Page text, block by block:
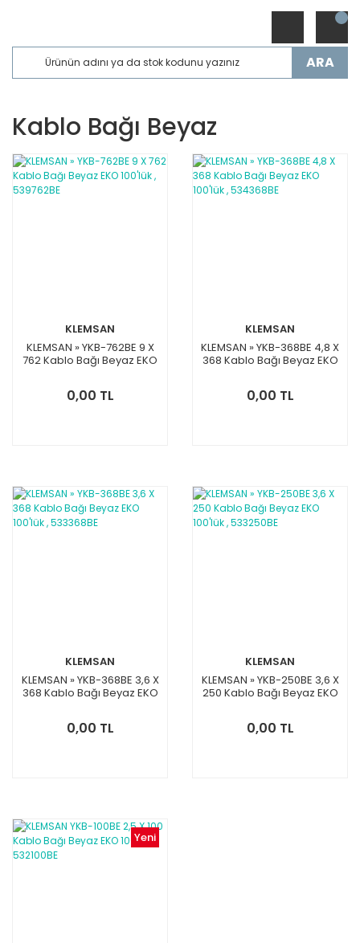
ARA
Kablo Bağı Beyaz
KLEMSAN
KLEMSAN » YKB-762BE 9 X
762 Kablo Bağı Beyaz EKO
0,00 TL
KLEMSAN
KLEMSAN » YKB-368BE 4,8 X
368 Kablo Bağı Beyaz EKO
0,00 TL
KLEMSAN
KLEMSAN » YKB-368BE 3,6 X
368 Kablo Bağı Beyaz EKO
0,00 TL
KLEMSAN
KLEMSAN » YKB-250BE 3,6 X
250 Kablo Bağı Beyaz EKO
0,00 TL
Yeni